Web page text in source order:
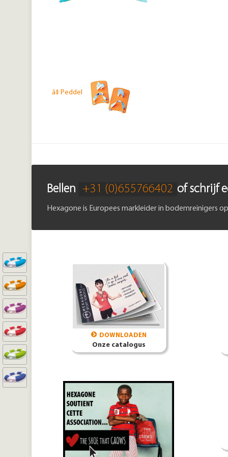
â‡ Peddel
Bellen +31 (0)655766402 of schrijf
Hexagone is Europees markleider in bodemreinigers
DOWNLOADEN
Onze catalogus